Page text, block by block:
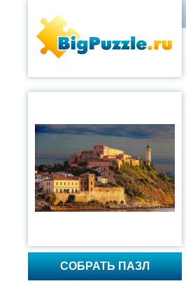
СОБРАТЬ ПАЗЛ